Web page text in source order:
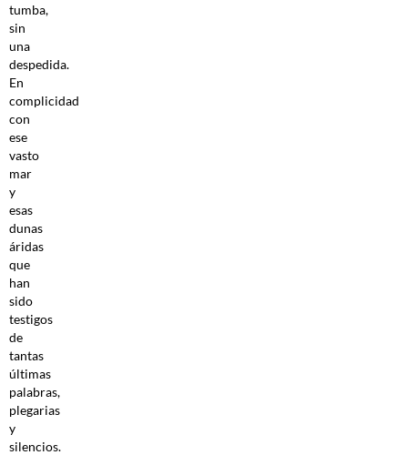
tumba,
sin
una
despedida.
En
complicidad
con
ese
vasto
mar
y
esas
dunas
áridas
que
han
sido
testigos
de
tantas
últimas
palabras,
plegarias
y
silencios.